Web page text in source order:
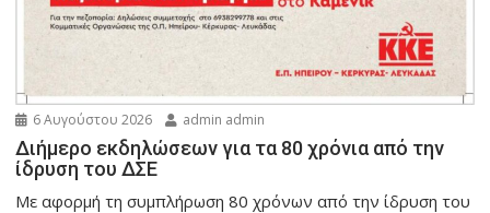
6 Αυγούστου 2026 admin admin
Διήμερο εκδηλώσεων για τα 80 χρόνια από την
ίδρυση του ΔΣΕ
Με αφορμή τη συμπλήρωση 80 χρόνων από την ίδρυση του